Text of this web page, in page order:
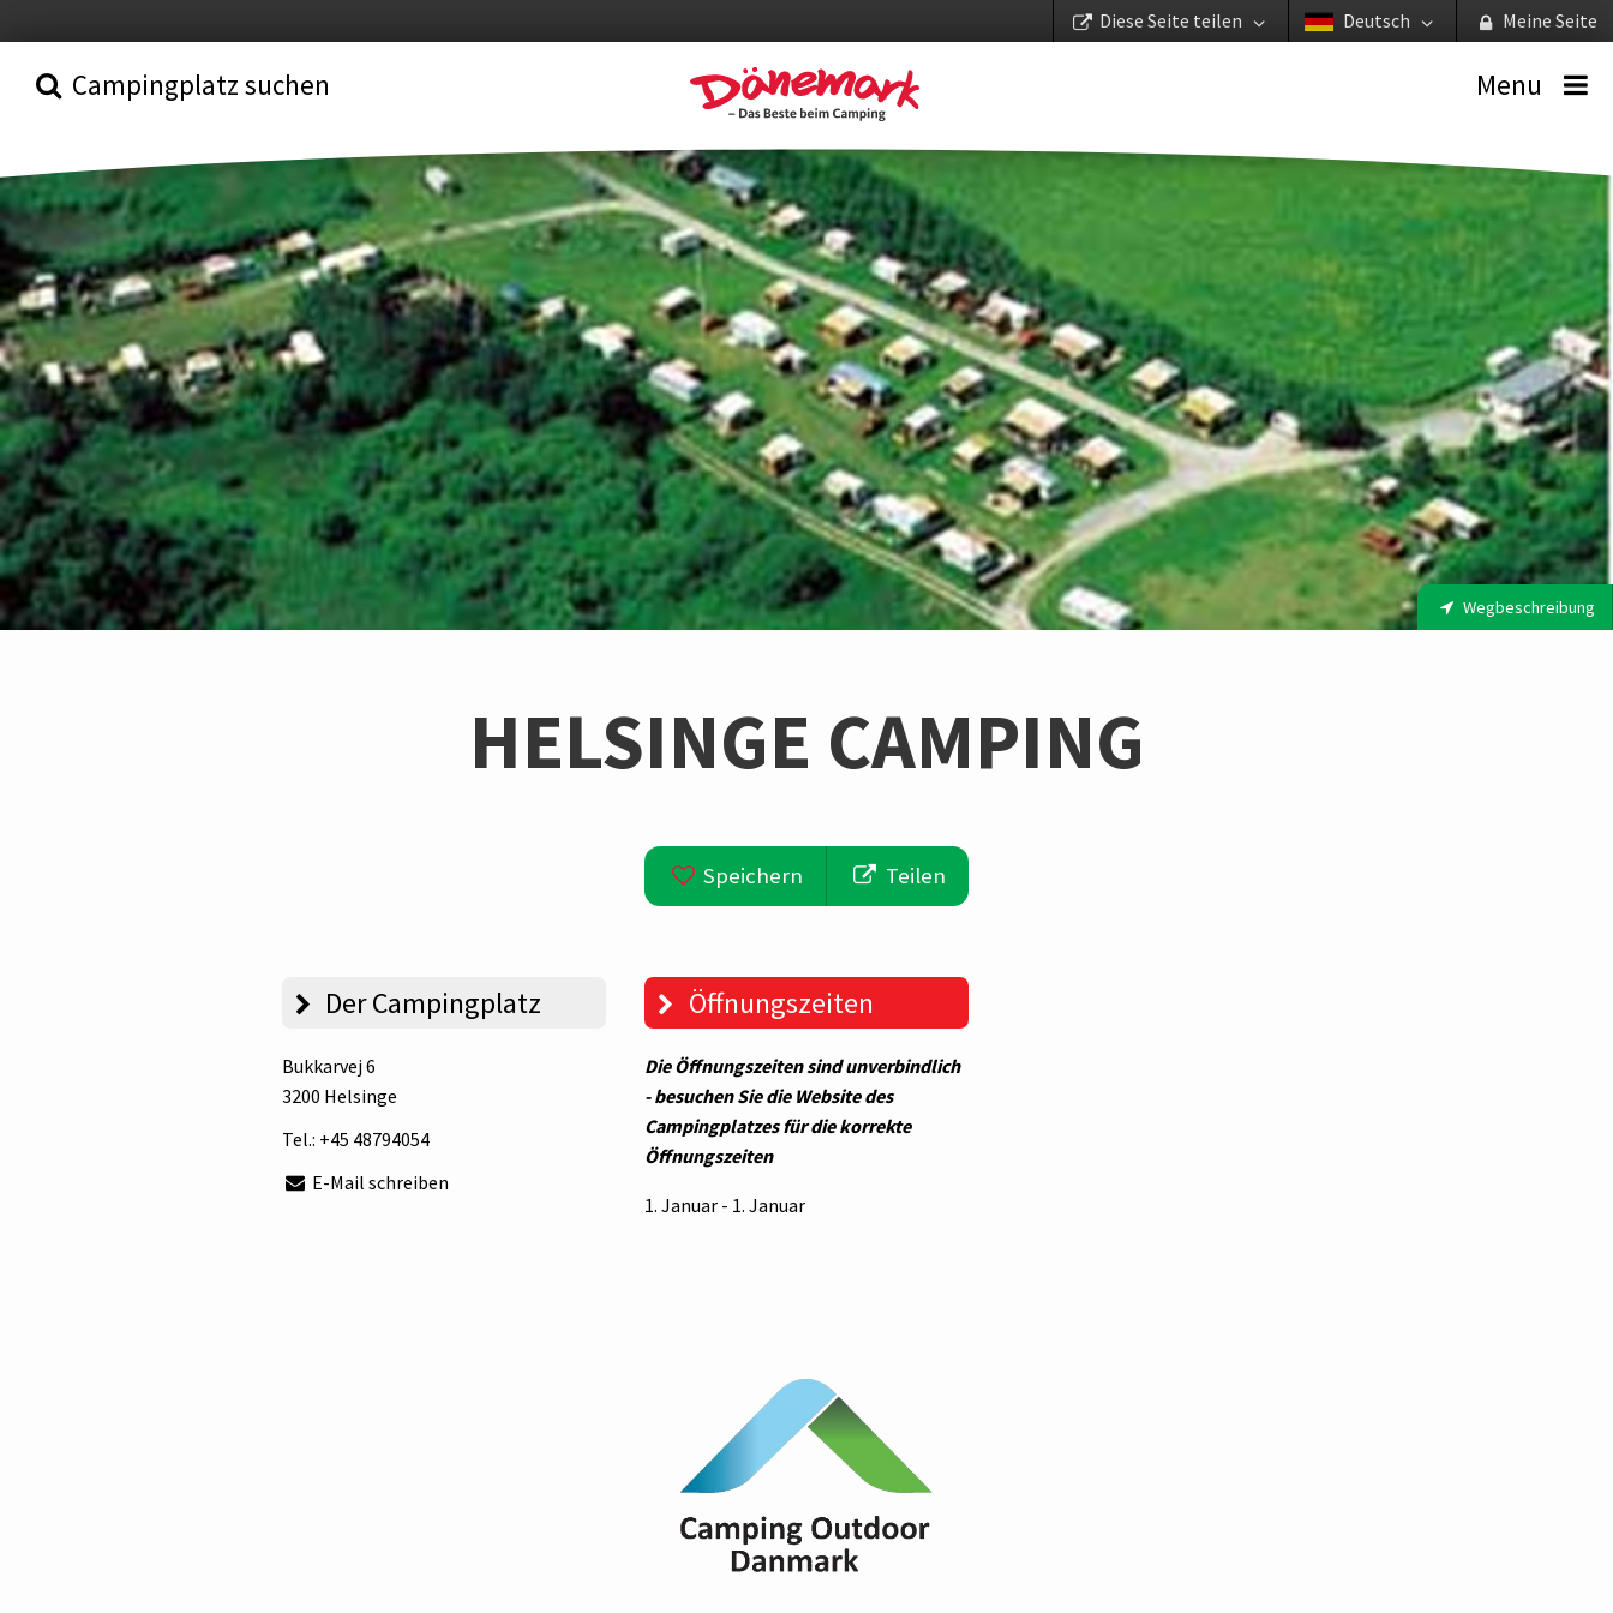
Meine Seite
Deutsch
Diese Seite teilen
Campingplatz suchen Menu
Wegbeschreibung
HELSINGE CAMPING
Speichern Teilen
Der Campingplatz
Bukkarvej 6
3200 Helsinge
Tel.: +45 48794054
E-Mail schreiben
Öffnungszeiten
Die Öffnungszeiten sind unverbindlich
- besuchen Sie die Website des
Campingplatzes für die korrekte
Öffnungszeiten
1. Januar - 1. Januar